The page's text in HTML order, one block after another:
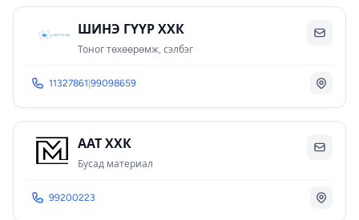
ШИНЭ ГҮҮР ХХК
Тоног төхөөрөмж, сэлбэг
11327861 99098659
ААТ ХХК
Бусад материал
99200223